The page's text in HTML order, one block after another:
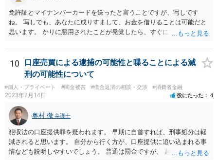
免許証とマイナンバーカードを送ったと言うことですが、写しです
ね。 写しでも、あなたに成りすまして、お金を借りることは可能だと
思います。 かりに悪用されたことが発覚したら、すぐに警察に相談し
10
口座売買による逮捕の可能性と喋ることによる減
刑の可能性について
#個人・プライベート #闇金被害 #借金返済の相談・交渉 #消費者金融
2023年7月14日 役にたった 4
奥村 徹 弁護士
犯収法の口座提供罪を疑われます。 早期に自首すれば、刑事処分は軽
減されると思います。 自分から行く方が、口座提供に追い込まれる事
情なども説明しやすいでしょう。 普通は罰金ですが、 起訴猶予も多い